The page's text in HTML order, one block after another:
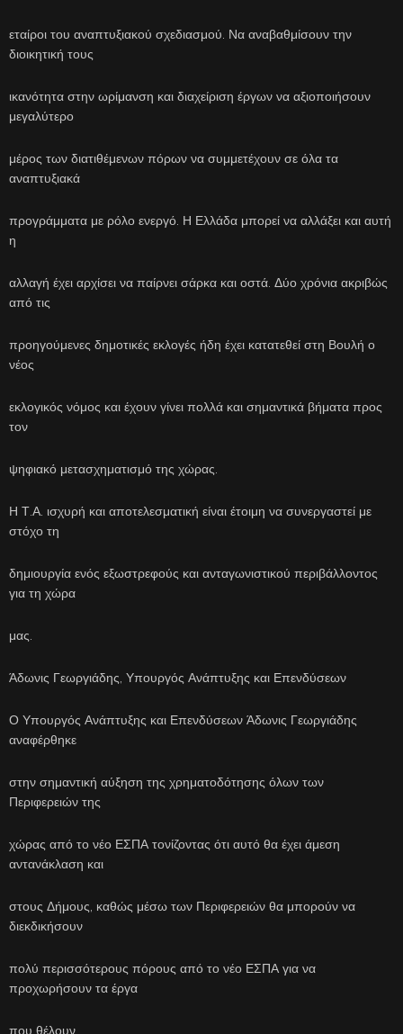
εταίροι του αναπτυξιακού σχεδιασμού. Να αναβαθμίσουν την
διοικητική τους
ικανότητα στην ωρίμανση και διαχείριση έργων να αξιοποιήσουν
μεγαλύτερο
μέρος των διατιθέμενων πόρων να συμμετέχουν σε όλα τα
αναπτυξιακά
προγράμματα με ρόλο ενεργό. Η Ελλάδα μπορεί να αλλάξει και αυτή
η
αλλαγή έχει αρχίσει να παίρνει σάρκα και οστά. Δύο χρόνια ακριβώς
από τις
προηγούμενες δημοτικές εκλογές ήδη έχει κατατεθεί στη Βουλή ο
νέος
εκλογικός νόμος και έχουν γίνει πολλά και σημαντικά βήματα προς
τον
ψηφιακό μετασχηματισμό της χώρας.
Η Τ.Α. ισχυρή και αποτελεσματική είναι έτοιμη να συνεργαστεί με
στόχο τη
δημιουργία ενός εξωστρεφούς και ανταγωνιστικού περιβάλλοντος
για τη χώρα
μας.
Άδωνις Γεωργιάδης, Υπουργός Ανάπτυξης και Επενδύσεων
Ο Υπουργός Ανάπτυξης και Επενδύσεων Άδωνις Γεωργιάδης
αναφέρθηκε
στην σημαντική αύξηση της χρηματοδότησης όλων των
Περιφερειών της
χώρας από το νέο ΕΣΠΑ τονίζοντας ότι αυτό θα έχει άμεση
αντανάκλαση και
στους Δήμους, καθώς μέσω των Περιφερειών θα μπορούν να
διεκδικήσουν
πολύ περισσότερους πόρους από το νέο ΕΣΠΑ για να
προχωρήσουν τα έργα
που θέλουν.